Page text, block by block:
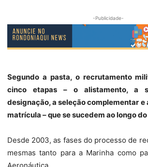
-Publicidade-
Segundo a pasta, o recrutamento
cinco etapas – o alistamento, a
designação, a seleção complementar e
matrícula – que se sucedem ao longo
Desde 2003, as fases do processo de
mesmas tanto para a Marinha como